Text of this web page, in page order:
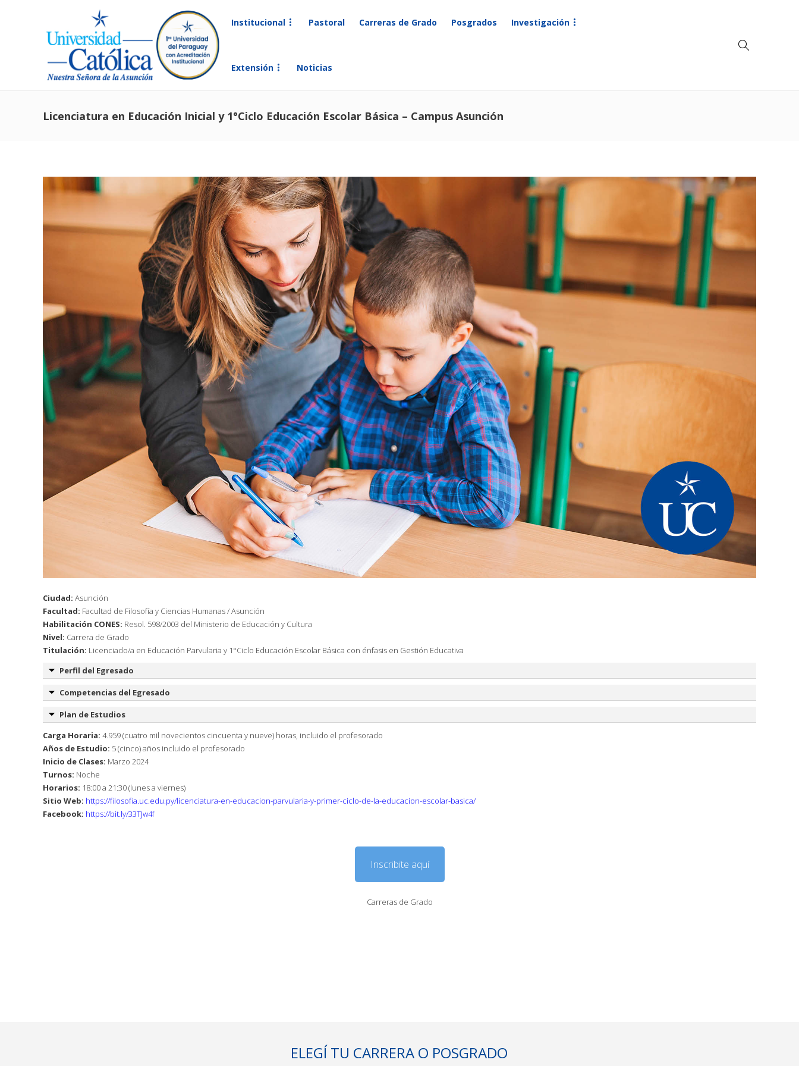
Institucional Pastoral Carreras de Grado Posgrados Investigación
Extensión Noticias
Licenciatura en Educación Inicial y 1°Ciclo Educación Escolar Básica – Campus Asunción
Ciudad: Asunción
Facultad: Facultad de Filosofía y Ciencias Humanas / Asunción
Habilitación CONES: Resol. 598/2003 del Ministerio de Educación y Cultura
Nivel: Carrera de Grado
Titulación: Licenciado/a en Educación Parvularia y 1°Ciclo Educación Escolar Básica con énfasis en Gestión Educativa
Perfil del Egresado
Competencias del Egresado
Plan de Estudios
Carga Horaria: 4.959 (cuatro mil novecientos cincuenta y nueve) horas, incluido el profesorado
Años de Estudio: 5 (cinco) años incluido el profesorado
Inicio de Clases: Marzo 2024
Turnos: Noche
Horarios: 18:00 a 21:30 (lunes a viernes)
Sitio Web: https://filosofia.uc.edu.py/licenciatura-en-educacion-parvularia-y-primer-ciclo-de-la-educacion-escolar-basica/
Facebook: https://bit.ly/33TJw4f
Inscribite aquí
Carreras de Grado
ELEGÍ TU CARRERA O POSGRADO